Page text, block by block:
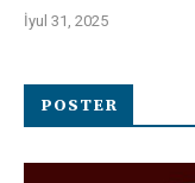
İyul 31, 2025
POSTER